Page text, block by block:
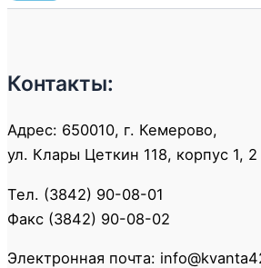
Контакты:
Адрес: 650010, г. Кемерово,
ул. Клары Цеткин 118, корпус 1,
Тел. (3842) 90-08-01
Факс (3842) 90-08-02
Электронная почта: